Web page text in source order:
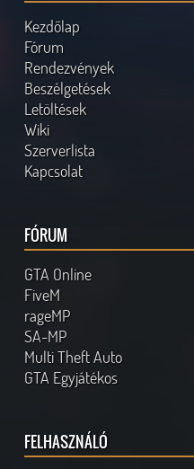
Kezdőlap
Fórum
Rendezvények
Beszélgetések
Letöltések
Wiki
Szerverlista
Kapcsolat
FÓRUM
GTA Online
FiveM
rageMP
SA-MP
Multi Theft Auto
GTA Egyjátékos
FELHASZNÁLÓ